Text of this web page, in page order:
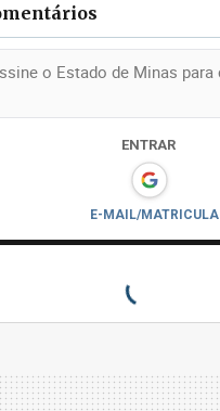
ENTRAR
E-MAIL/MATRICULA